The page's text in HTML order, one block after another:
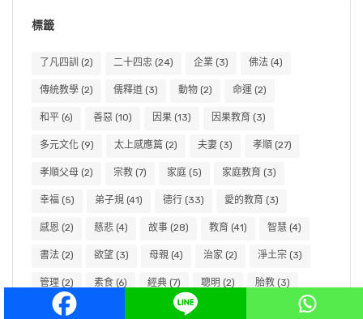
標籤
了凡四訓 (2) 二十四忠 (24) 企業 (3) 佛法 (4)
傳統教學 (2) 儒釋道 (3) 動物 (2) 命運 (2)
和平 (6) 善惡 (10) 因果 (13) 因果教育 (3)
多元文化 (9) 太上感應篇 (2) 夫妻 (3) 孝順 (27)
孝順父母 (2) 宗教 (7) 家庭 (5) 家庭教育 (3)
幸福 (5) 弟子規 (41) 德行 (33) 愛的教育 (3)
感恩 (2) 慈悲 (4) 故事 (28) 教育 (41) 智慧 (4)
書法 (2) 欲望 (3) 母親 (4) 治家 (2) 淨土宗 (3)
管理 (2) 素食 (6) 經典 (7) 聰明 (2) 胎教 (3)
親子(5) (2)